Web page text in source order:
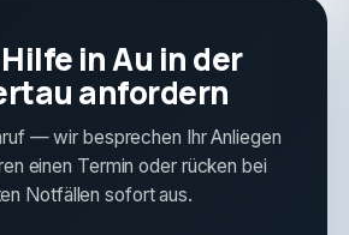
in Au in der
anfordern
— wir besprechen Ihr Anliegen
einen Termin oder rücken bei
Notfällen sofort aus.